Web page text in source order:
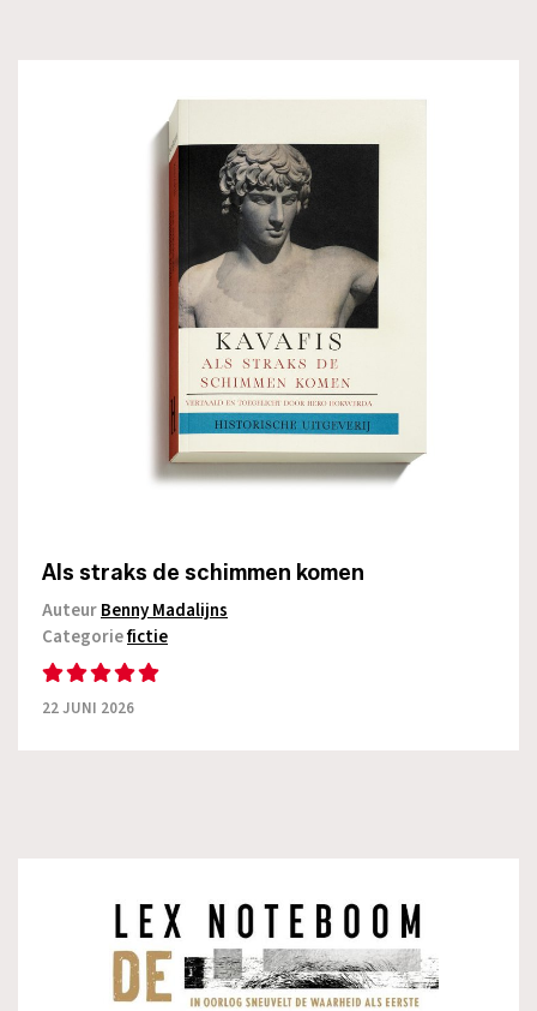
Als straks de schimmen komen
AuteurBenny Madalijns
Categoriefictie
22 JUNI 2026